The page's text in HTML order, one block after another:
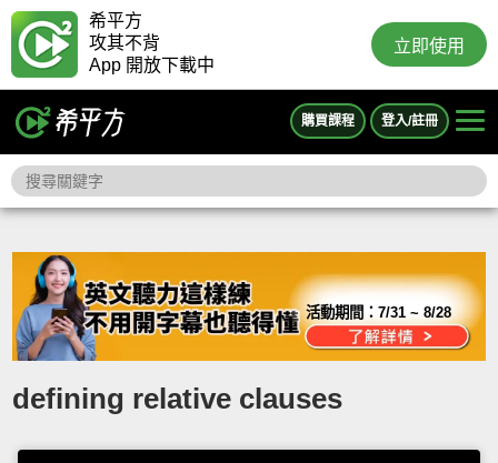
希平方
攻其不背
App 開放下載中
立即使用
購買課程 登入/註冊
活動期間：7/31 ~ 8/28
defining relative clauses